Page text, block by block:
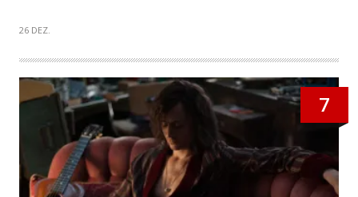
26 DEZ.
7